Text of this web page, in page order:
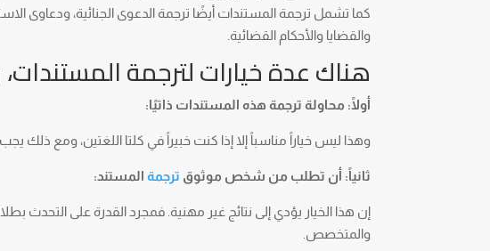
كما تشمل ترجمة المستندات أيضًا ترجمة الدعوى الجنائية، ودعاوى
والقضايا والأحكام القضائية.
هناك عدة خيارات لترجمة
أولًا: محاولة ترجمة هذه المستندات ذاتيًا:
وهذا ليس خياراً مناسباً إلا إذا كنت خبيراً في كلتا اللغتين، ومع ذلك
ثانياً: أن تطلب من شخص موثوق ترجمة المستند:
إن هذا الخيار يؤدي إلى نتائج غير مهنية. فمجرد القدرة على التحدث
والمتخصص.